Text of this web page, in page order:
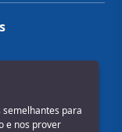
semelhantes para
e nos prover